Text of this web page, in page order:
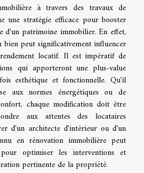
à travers des travaux de
une stratégie efficace pour booster
d'un patrimoine immobilier. En effet,
bien peut significativement influencer
locatif. Il est impératif de
qui apporteront une plus-value
esthétique et fonctionnelle. Qu'il
aux normes énergétiques ou de
chaque modification doit être
aux attentes des locataires
d'un architecte d'intérieur ou d'un
en rénovation immobilière peut
optimiser les interventions et
pertinente de la propriété.